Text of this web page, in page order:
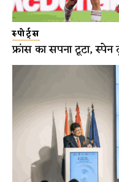
स्पोर्ट्स
फ्रांस का सपना टूटा,